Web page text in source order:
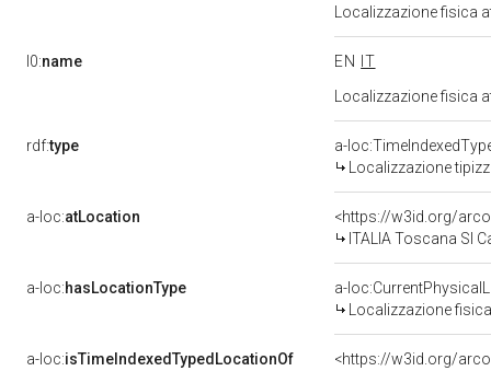
Localizzazione fisica
l0:name EN
IT
Localizzazione fisica
rdf:type
a-
Localizzazione
a-loc:atLocation
<https://w3id.org/
ITALIA Toscana SI
a-loc:hasLocationType
a-
Localizzazione
a-loc:isTimeIndexedTypedLocationOf
<https://w3id.org/